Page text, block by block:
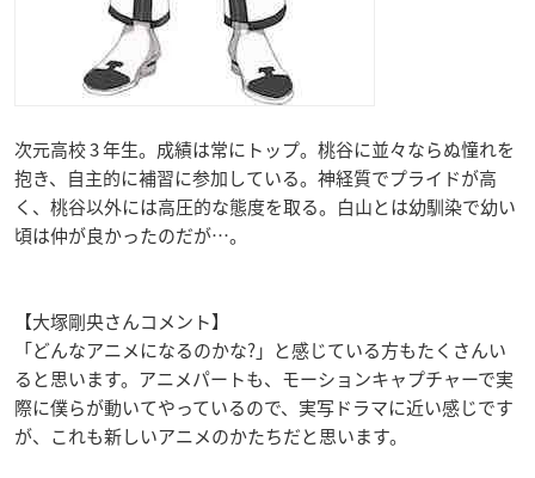
次元高校 3 年生。成績は常にトップ。桃谷に並々ならぬ憧れを
抱き、自主的に補習に参加している。神経質でプライドが高
く、桃谷以外には高圧的な態度を取る。白山とは幼馴染で幼い
頃は仲が良かったのだが…。
【大塚剛央さんコメント】
「どんなアニメになるのかな?」と感じている方もたくさんい
ると思います。アニメパートも、モーションキャプチャーで実
際に僕らが動いてやっているので、実写ドラマに近い感じです
が、これも新しいアニメのかたちだと思います。